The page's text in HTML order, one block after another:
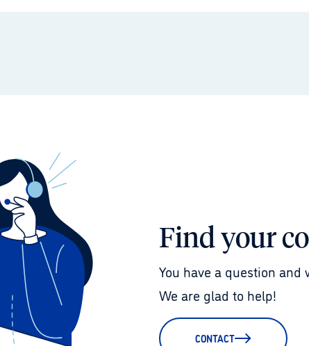
Find your
You have a question
We are glad to help!
CONTACT